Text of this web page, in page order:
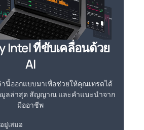
Intel ที่ขับเคลื่อนด้วย
AI
านี้ออกแบบมาเพื่อช่วยให้คุณเทรดได้
มูลล่าสุด สัญญาณ และคำแนะนำจาก
มืออาชีพ
ยู่เสมอ